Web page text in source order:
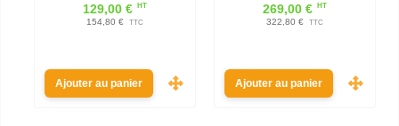
129,00 € HT
154,80 € TTC
Ajouter au panier
269,00 € HT
322,80 € TTC
Ajouter au panier